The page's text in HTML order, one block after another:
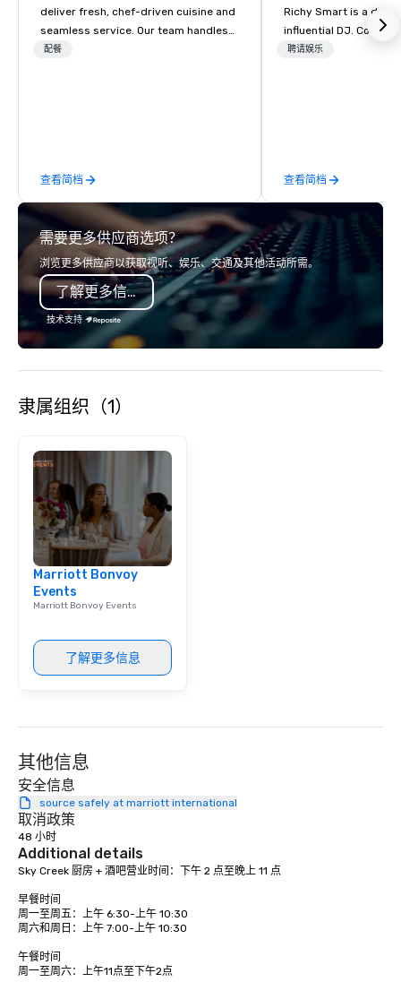
deliver fresh, chef-driven cuisine and
seamless service. Our team handles
everything—menu design, event
配餐
查看简档
Richy Smart is a
influential DJ.
musical knowledge
聘请娱乐
查看简档
需要更多供应商选项？
浏览更多供应商以获取视听、娱乐、交通及其他活动所需。
了解更多信息
技术支持
隶属组织（1）
Marriott Bonvoy
Events
Marriott Bonvoy Events
了解更多信息
其他信息
安全信息
source safely at marriott international
取消政策
48 小时
Additional details
Sky Creek 厨房 + 酒吧营业时间：下午 2 点至晚上 11 点
早餐时间
周一至周五：上午 6:30-上午 10:30
周六和周日：上午 7:00-上午 10:30
午餐时间
周一至周六：上午11点至下午2点